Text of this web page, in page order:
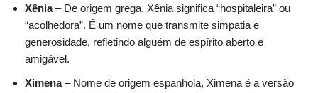
Xênia– De origem grega, Xênia significa “hospitaleira” ou
“acolhedora”. É um nome que transmite simpatia e
generosidade, refletindo alguém de espírito aberto e
amigável.
Ximena– Nome de origem espanhola, Ximena é a versão